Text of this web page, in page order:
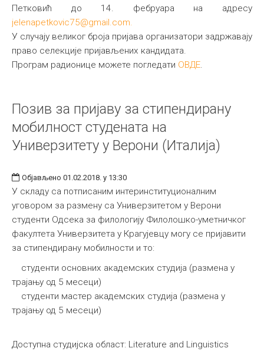
Петковић до 14. фебруара на адресу
jelenapetkovic75@gmail.com
У случају великог броја пријава организатори задржавају
право селекције пријављених кандидата.
Програм радионице можете погледати ОВДЕ
Позив за пријаву за стипендирану
мобилност студената на
Универзитету у Верони (Италија)
Објављено 01.02.2018. у 13:30
У складу са потписаним интеринституционалним
уговором за размену са Универзитетом у Верони
студенти Одсека за филологију Филолошко-уметничког
факултета Универзитета у Крагујевцу могу се пријавити
за стипендирану мобилности и то:
студенти основних академских студија (размена у
трајању од 5 месеци)
студенти мастер академских студија (размена у
трајању од 5 месеци)
Доступна студијска област: Literature and Linguistics